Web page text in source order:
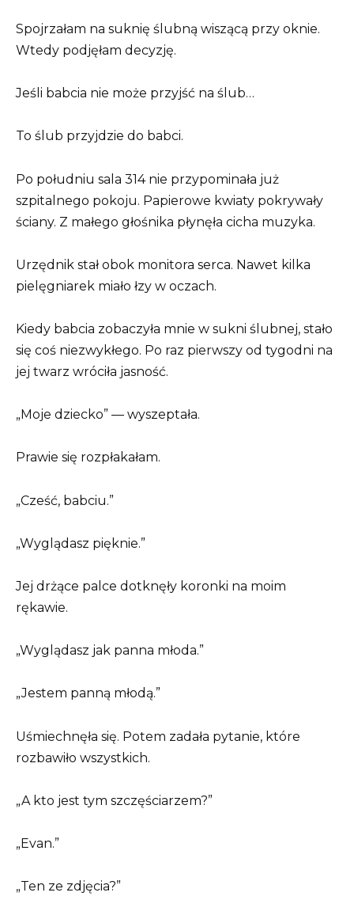
Spojrzałam na suknię ślubną wiszącą przy oknie.
Wtedy podjęłam decyzję.
Jeśli babcia nie może przyjść na ślub…
To ślub przyjdzie do babci.
Po południu sala 314 nie przypominała już
szpitalnego pokoju. Papierowe kwiaty pokrywały
ściany. Z małego głośnika płynęła cicha muzyka.
Urzędnik stał obok monitora serca. Nawet kilka
pielęgniarek miało łzy w oczach.
Kiedy babcia zobaczyła mnie w sukni ślubnej, stało
się coś niezwykłego. Po raz pierwszy od tygodni na
jej twarz wróciła jasność.
„Moje dziecko” — wyszeptała.
Prawie się rozpłakałam.
„Cześć, babciu.”
„Wyglądasz pięknie.”
Jej drżące palce dotknęły koronki na moim
rękawie.
„Wyglądasz jak panna młoda.”
„Jestem panną młodą.”
Uśmiechnęła się. Potem zadała pytanie, które
rozbawiło wszystkich.
„A kto jest tym szczęściarzem?”
„Evan.”
„Ten ze zdjęcia?”